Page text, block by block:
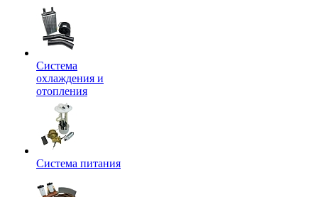
Система
охлаждения и
отопления
Система питания